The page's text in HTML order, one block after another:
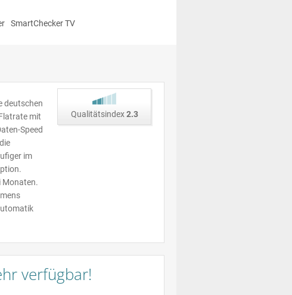
SmartChecker TV
deutschen
mit
Speed
im
Monaten.
Qualitätsindex2.3
verfügbar!